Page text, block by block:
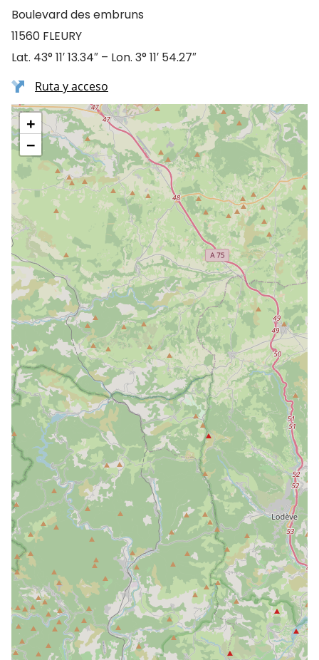
Boulevard des embruns
11560 FLEURY
Lat. 43° 11′ 13.34″ – Lon. 3° 11′ 54.27″
Ruta y acceso
+
−